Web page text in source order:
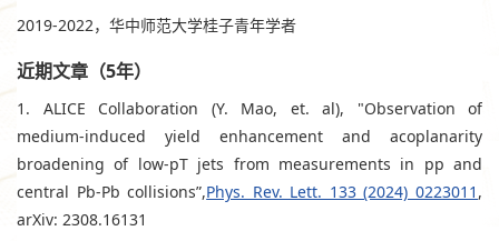
2019-2022，华中师范大学桂子青年学者
近期文章（5年）
1. ALICE Collaboration (Y. Mao, et. al), "Observation of
medium-induced yield enhancement and acoplanarity
broadening of low-pT jets from measurements in pp and
central Pb-Pb collisions”,Phys. Rev. Lett. 133 (2024) 0223011 ,
arXiv: 2308.16131